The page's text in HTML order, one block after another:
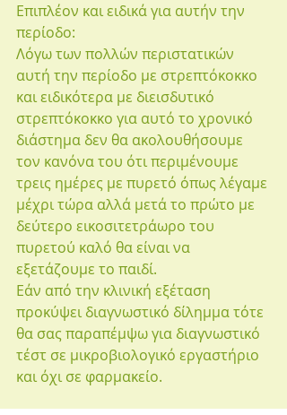
Επιπλέον και ειδικά για αυτήν την
περίοδο:
Λόγω των πολλών περιστατικών
αυτή την περίοδο με στρεπτόκοκκο
και ειδικότερα με διεισδυτικό
στρεπτόκοκκο για αυτό το χρονικό
διάστημα δεν θα ακολουθήσουμε
τον κανόνα του ότι περιμένουμε
τρεις ημέρες με πυρετό όπως λέγαμε
μέχρι τώρα αλλά μετά το πρώτο με
δεύτερο εικοσιτετράωρο του
πυρετού καλό θα είναι να
εξετάζουμε το παιδί.
Εάν από την κλινική εξέταση
προκύψει διαγνωστικό δίλημμα τότε
θα σας παραπέμψω για διαγνωστικό
τέστ σε μικροβιολογικό εργαστήριο
και όχι σε φαρμακείο.